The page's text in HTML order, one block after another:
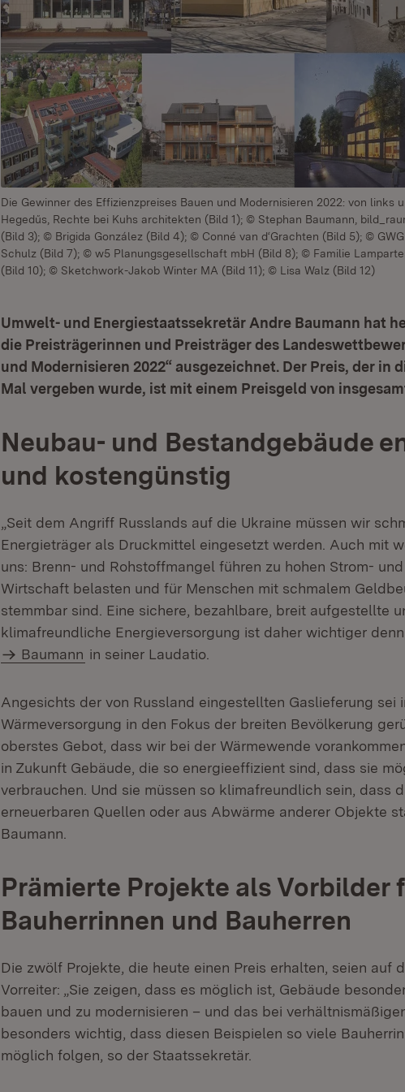
Die Gewinner des Effizienzpreises Bauen und Modernisieren 2022: von links
Hegedűs, Rechte bei Kuhs architekten (Bild 1); © Stephan Baumann,
(Bild 3); © Brigida González (Bild 4); © Conné van d‘Grachten (Bild 5); ©
Schulz (Bild 7); © w5 Planungsgesellschaft mbH (Bild 8); © Familie
(Bild 10); © Sketchwork-Jakob Winter MA (Bild 11); © Lisa Walz (Bild 12)
Umwelt- und Energiestaatssekretär Andre Baumann hat
die Preisträgerinnen und Preisträger des
und Modernisieren 2022“ ausgezeichnet. Der Preis, der in
Mal vergeben wurde, ist mit einem Preisgeld von
Neubau- und Bestandgebäude
und kostengünstig
„Seit dem Angriff Russlands auf die Ukraine müssen wir
Energieträger als Druckmittel eingesetzt werden. Auch mit
uns: Brenn- und Rohstoffmangel führen zu hohen Strom-
Wirtschaft belasten und für Menschen mit schmalem
stemmbar sind. Eine sichere, bezahlbare, breit aufgestellte
klimafreundliche Energieversorgung ist daher wichtiger
Baumann in seiner Laudatio.
Angesichts der von Russland eingestellten Gaslieferung sei
Wärmeversorgung in den Fokus der breiten Bevölkerung
oberstes Gebot, dass wir bei der Wärmewende
in Zukunft Gebäude, die so energieeffizient sind, dass sie
verbrauchen. Und sie müssen so klimafreundlich sein, dass
erneuerbaren Quellen oder aus Abwärme anderer Objekte
Baumann.
Prämierte Projekte als Vorbilder
Bauherrinnen und Bauherren
Die zwölf Projekte, die heute einen Preis erhalten, seien auf
Vorreiter: „Sie zeigen, dass es möglich ist, Gebäude
bauen und zu modernisieren – und das bei
besonders wichtig, dass diesen Beispielen so viele
möglich folgen, so der Staatssekretär.